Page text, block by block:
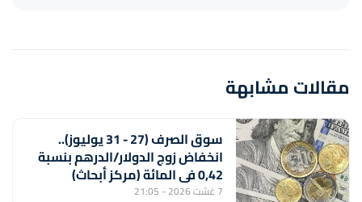
مقالات مشابهة
سوق الصرف (27 - 31 يوليوز)..
انخفاض زوج الدولار/الدرهم بنسبة
0,42 في المائة (مركز أبحاث)
7 غشت 2026 - 21:05